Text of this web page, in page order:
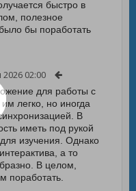
быстро в
полезное
бы поработать
02:00
для работы с
легко, но иногда
В
иметь под рукой
изучения. Однако
а то
В целом,
поработать.